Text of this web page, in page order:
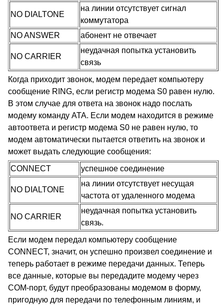
NO DIALTONE
на линии отсутствует сигнал
коммутатора
NO ANSWER
абонент не отвечает
NO CARRIER
неудачная попытка установить
связь
Когда приходит звонок, модем передает компьютеру
сообщение RING, если регистр модема S0 равен нулю.
В этом случае для ответа на звонок надо послать
модему команду ATA. Если модем находится в режиме
автоответа и регистр модема S0 не равен нулю, то
модем автоматически пытается ответить на звонок и
может выдать следующие сообщения:
CONNECT
успешное соединение
NO DIALTONE
на линии отсутствует несущая
частота от удаленного модема
NO CARRIER
неудачная попытка установить
связь.
Если модем передал компьютеру сообщение
CONNECT, значит, он успешно произвел соединение и
теперь работает в режиме передачи данных. Теперь
все данные, которые вы передадите модему через
COM-порт, будут преобразованы модемом в форму,
пригодную для передачи по телефонным линиям, и